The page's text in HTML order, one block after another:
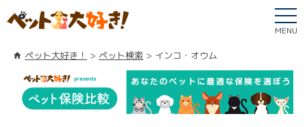
MENU
ペット大好き！ ペット検索 インコ・オウム